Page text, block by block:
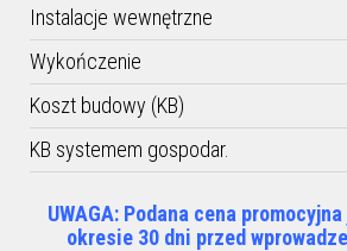
Instalacje wewnętrzne
Wykończenie
Koszt budowy (KB)
KB systemem gospodar.
UWAGA: Podana cena
okresie 30 dni przed